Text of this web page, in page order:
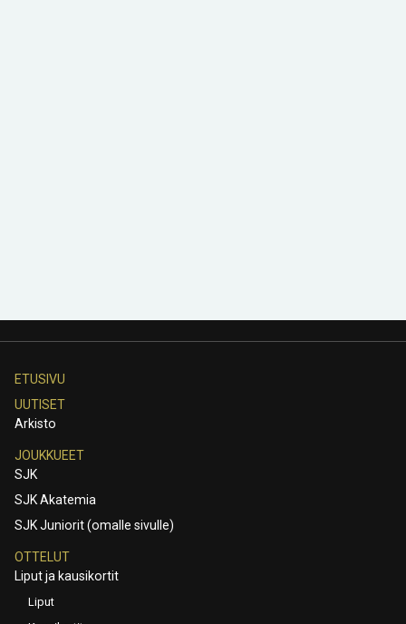
ETUSIVU
UUTISET
Arkisto
JOUKKUEET
SJK
SJK Akatemia
SJK Juniorit (omalle sivulle)
OTTELUT
Liput ja kausikortit
Liput